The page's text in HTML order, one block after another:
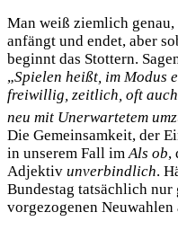
Man weiß ziemlich genau,
anfängt und endet, aber
beginnt das Stottern.
„Spielen heißt, im Modus
freiwillig, zeitlich, oft
neu mit Unerwartetem
Die Gemeinsamkeit, der
in unserem Fall imAls ob,
Adjektiv unverbindlich.
Bundestag tatsächlich nur
vorgezogenen Neuwahlen